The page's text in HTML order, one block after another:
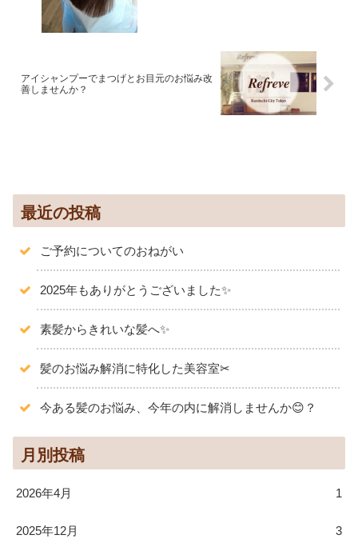
アイシャンプーでまつげとお目元のお悩み改
善しませんか？
最近の投稿
ご予約についてのおねがい
2025年もありがとうございました✨️
素髪からきれいな髪へ✨
髪のお悩み解消に特化した美容室✂
今ある髪のお悩み、今年の内に解消しませんか😊？
月別投稿
2026年4月 1
2025年12月 3